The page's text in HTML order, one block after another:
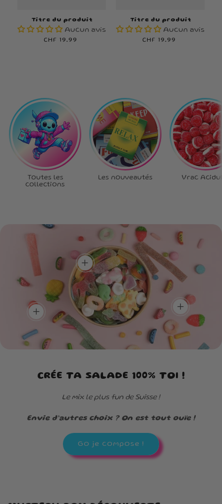
Titre du produit
Aucun avis
Prix
CHF 19.99
Titre du produit
Aucun avis
Prix
CHF 19.99
Toutes les
collections
Les nouveautés Vrac
CRÉE TA SALADE 100% TOI !
Le mix le plus fun de Suisse !
Envie d’autres choix ? On est tout ouïe !
Go je compose !
add
add
Plein de goûts,
zéro routine !
Un mélange unique pour
découvrir de nouvelles
saveurs à chaque
bouchée.
add
couleurs, un max
de saveurs !
Une box aussi belle à
regarder que délicieuse à
dévorer.